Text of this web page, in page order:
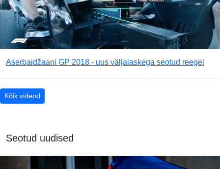
Aserbaidžaani GP 2018 - uus väljalaskega seotud reegel
Kõik videod
Seotud uudised